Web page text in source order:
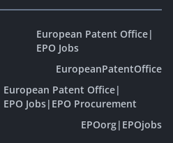
European Patent Office|
EPO Jobs
EuropeanPatentOffice
European Patent Office|
EPO Jobs| EPO Procurement
EPOorg| EPOjobs